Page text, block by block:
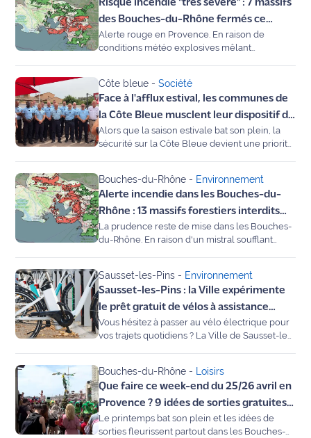
Faits
Sports
Société
Culture
Économie
Éducation
Emploi
Environnement
Info
route
Justice
Météo
Risque incendie "très sévère" : 7 massifs
des Bouches-du-Rhône fermés ce
mercredi, dont la Côte Bleue
Alerte rouge en Provence. En raison de
conditions météo explosives mêlant
Bouches-du-Rhône ce mercredi 5 août. De la
Côte Bleue à la Sainte-Victoire, la promenade
et les travaux sont strictement proscrits. On fait
le point sur les zones interdites et les
restrictions en vigueur.
Côte bleue -Société
Face à l'afflux estival, les communes de
la Côte Bleue musclent leur dispositif de
sécurité
Alors que la saison estivale bat son plein, la
sécurité sur la Côte Bleue devient une priorité
les différentes communes du 13 juillet au 23
août. Objectif ? Garantir la tranquillité publique,
prévenir les risques d'incendie et rassurer
locaux et vacanciers.
Bouches-du-Rhône - Environnement
Alerte incendie dans les Bouches-du-
Rhône : 13 massifs forestiers interdits
d'accès ce vendredi 3 juillet
La prudence reste de mise dans les Bouches-
du-Rhône. En raison d'un mistral soufflant
forestiers en "risque très sévère" pour la
journée du vendredi 3 juillet 2026. L'accès, la
circulation et les travaux y sont strictement
interdits. Voici la liste des zones concernées.
Sausset-les-Pins - Environnement
Sausset-les-Pins : la Ville expérimente
le prêt gratuit de vélos à assistance
électrique
Vous hésitez à passer au vélo électrique pour
vos trajets quotidiens ? La Ville de Sausset-les-
centime. Dans le cadre du programme "Côte
Bleue à vélo", un service expérimental de prêt
gratuit de vélos à assistance électrique (VAE)
sera lancé le 27 mai 2026. Une initiative
concrète pour favoriser la transition
Bouches-du-Rhône -
Loisirs
Que faire ce week-end du 25/26 avril en
Provence ? 9 idées de sorties gratuites
et festives
Le printemps bat son plein et les idées de
sorties fleurissent partout dans les Bouches-